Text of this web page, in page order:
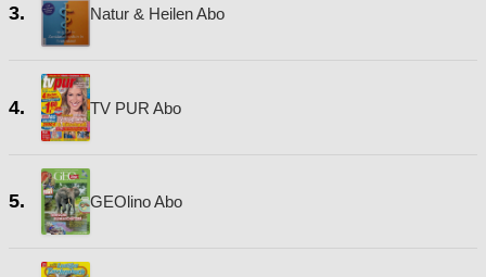
3. Natur & Heilen Abo
4. TV PUR Abo
5. GEOlino Abo